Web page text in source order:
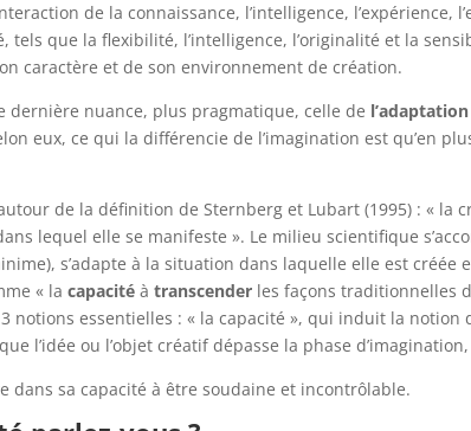
de la connaissance, l’intelligence, l’expérience,
que la flexibilité, l’intelligence, l’originalité et la
caractère et de son environnement de création.
dernière nuance, plus pragmatique, celle de
eux, ce qui la différencie de l’imagination est qu’en
de la définition de Sternberg et Lubart (1995) : «
lequel elle se manifeste ». Le milieu scientifique
s’adapte à la situation dans laquelle elle est
« lacapacitéàtranscender les façons traditionnelles
notions essentielles : « la capacité », qui induit la
l’idée ou l’objet créatif dépasse la phase
dans sa capacité à être soudaine et incontrôlable.